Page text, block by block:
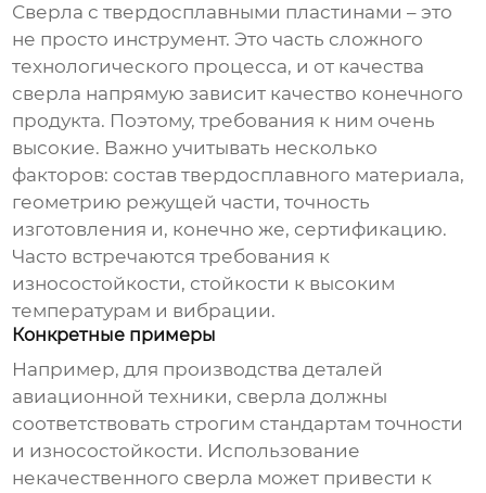
Сверла с твердосплавными пластинами – это
не просто инструмент. Это часть сложного
технологического процесса, и от качества
сверла напрямую зависит качество конечного
продукта. Поэтому, требования к ним очень
высокие. Важно учитывать несколько
факторов: состав твердосплавного материала,
геометрию режущей части, точность
изготовления и, конечно же, сертификацию.
Часто встречаются требования к
износостойкости, стойкости к высоким
температурам и вибрации.
Конкретные примеры
Например, для производства деталей
авиационной техники, сверла должны
соответствовать строгим стандартам точности
и износостойкости. Использование
некачественного сверла может привести к